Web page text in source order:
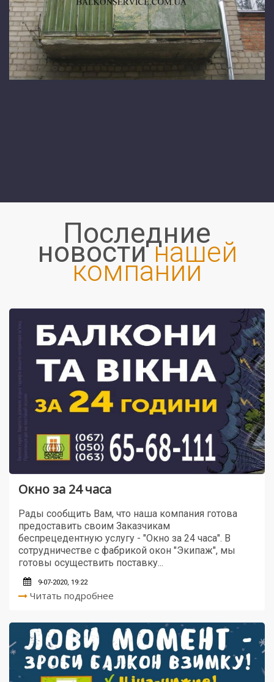
Последние
новостинашей
компании
Окно за 24 часа
Рады сообщить Вам, что наша компания готова
предоставить своим Заказчикам
беспрецедентную услугу - "Окно за 24 часа". В
сотрудничестве с фабрикой окон "Экипаж", мы
готовы осуществить поставку...
9-07-2020, 19:22
Читать подробнее